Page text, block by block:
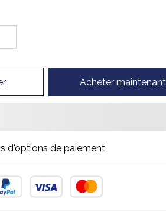
Acheter maintenant
d'options de paiement